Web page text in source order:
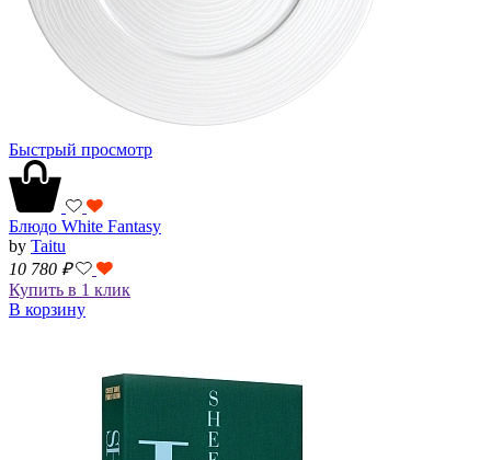
Быстрый просмотр
Блюдо White Fantasy
by Taitu
10 780 ₽
Купить в 1 клик
В корзину